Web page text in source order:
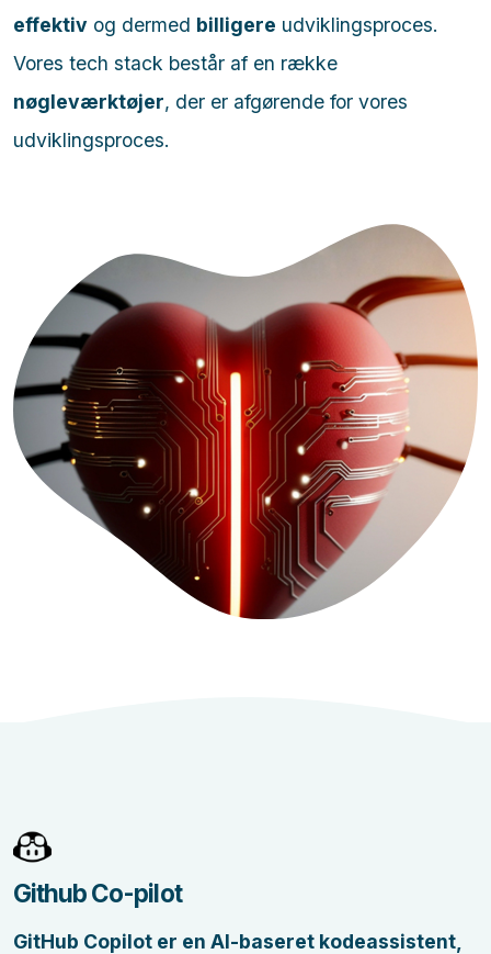
effektiv og dermed billigere udviklingsproces.
Vores tech stack består af en række
nøgleværktøjer, der er afgørende for vores
udviklingsproces.
Github Co-pilot
GitHub Copilot er en AI-baseret kodeassistent,